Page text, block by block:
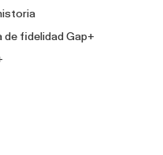
de fidelidad Gap+